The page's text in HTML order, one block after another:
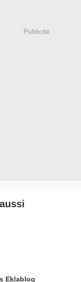
Publicité
Article publié depuis Eklablog